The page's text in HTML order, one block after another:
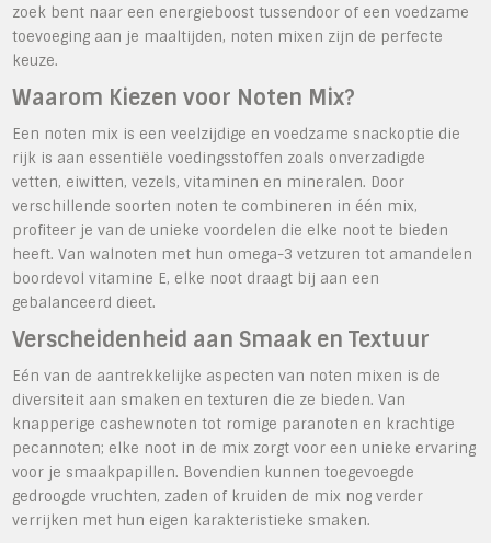
zoek bent naar een energieboost tussendoor of een voedzame
toevoeging aan je maaltijden, noten mixen zijn de perfecte
keuze.
Waarom Kiezen voor Noten Mix?
Een noten mix is een veelzijdige en voedzame snackoptie die
rijk is aan essentiële voedingsstoffen zoals onverzadigde
vetten, eiwitten, vezels, vitaminen en mineralen. Door
verschillende soorten noten te combineren in één mix,
profiteer je van de unieke voordelen die elke noot te bieden
heeft. Van walnoten met hun omega-3 vetzuren tot amandelen
boordevol vitamine E, elke noot draagt bij aan een
gebalanceerd dieet.
Verscheidenheid aan Smaak en Textuur
Eén van de aantrekkelijke aspecten van noten mixen is de
diversiteit aan smaken en texturen die ze bieden. Van
knapperige cashewnoten tot romige paranoten en krachtige
pecannoten; elke noot in de mix zorgt voor een unieke ervaring
voor je smaakpapillen. Bovendien kunnen toegevoegde
gedroogde vruchten, zaden of kruiden de mix nog verder
verrijken met hun eigen karakteristieke smaken.